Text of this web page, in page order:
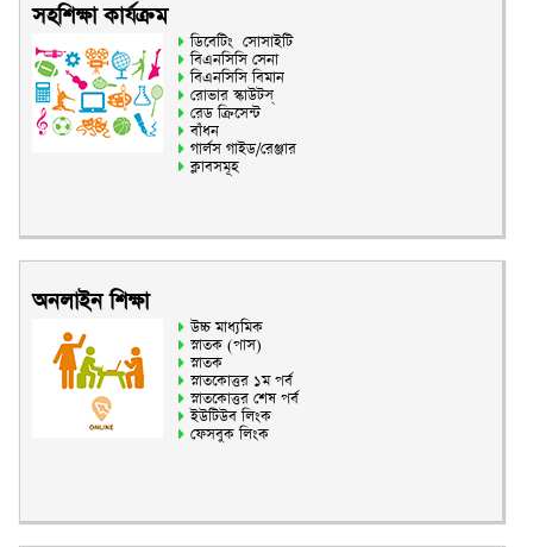
সহশিক্ষা কার্যক্রম
ডিবেটিং সোসাইটি
বিএনসিসি সেনা
বিএনসিসি বিমান
রোভার স্কাউটস্
রেড ক্রিসেন্ট
বাঁধন
গার্লস গাইড/রেঞ্জার
ক্লাবসমূহ
অনলাইন শিক্ষা
উচ্চ মাধ্যমিক
স্নাতক (পাস)
স্নাতক
স্নাতকোত্তর ১ম পর্ব
স্নাতকোত্তর শেষ পর্ব
ইউটিউব লিংক
ফেসবুক লিংক